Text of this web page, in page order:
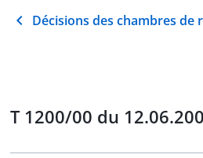
Décisions des chambres de
T 1200/00 du